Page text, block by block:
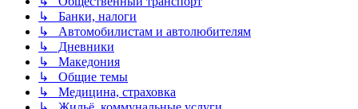
↳ Банки, налоги
↳ Автомобилистам и автолюбителям
↳ Дневники
↳ Македония
↳ Общие темы
↳ Медицина, страховка